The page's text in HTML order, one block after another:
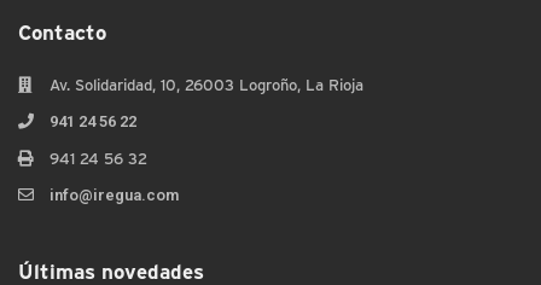
Contacto
Av. Solidaridad, 10, 26003 Logroño, La Rioja
941 24 56 22
941 24 56 32
info@iregua.com
Últimas novedades